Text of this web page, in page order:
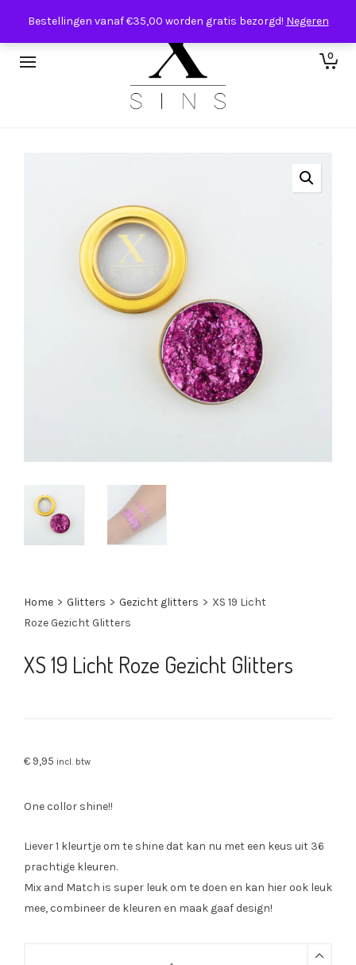
Bestellingen vanaf €35,00 worden gratis bezorgd! Negeren
0
Home > Glitters > Gezicht glitters > XS 19 Licht
Roze Gezicht Glitters
XS 19 Licht Roze Gezicht Glitters
€ 9,95 incl. btw
One collor shine!!
Liever 1 kleurtje om te shine dat kan nu met een keus uit 36
prachtige kleuren.
Mix and Match is super leuk om te doen en kan hier ook leuk
mee, combineer de kleuren en maak gaaf design!